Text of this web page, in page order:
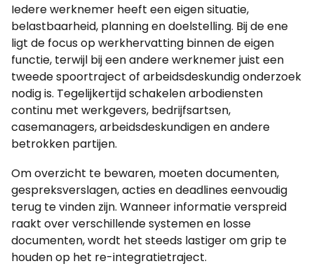
Iedere werknemer heeft een eigen situatie,
belastbaarheid, planning en doelstelling. Bij de ene
ligt de focus op werkhervatting binnen de eigen
functie, terwijl bij een andere werknemer juist een
tweede spoortraject of arbeidsdeskundig onderzoek
nodig is. Tegelijkertijd schakelen arbodiensten
continu met werkgevers, bedrijfsartsen,
casemanagers, arbeidsdeskundigen en andere
betrokken partijen.
Om overzicht te bewaren, moeten documenten,
gespreksverslagen, acties en deadlines eenvoudig
terug te vinden zijn. Wanneer informatie verspreid
raakt over verschillende systemen en losse
documenten, wordt het steeds lastiger om grip te
houden op het re-integratietraject.